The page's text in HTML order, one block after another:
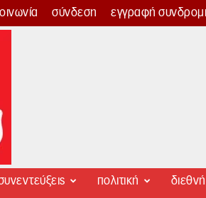
σύνδεση εγγραφή
πολιτική διεθνή